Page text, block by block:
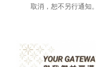
取消，恕不另行通知。